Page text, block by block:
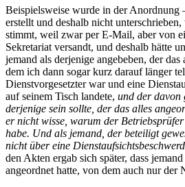
Beispielsweise wurde in der Anordnung
erstellt und deshalb nicht
stimmt, weil zwar per E-Mail, aber von
Sekretariat versandt, und deshalb hätte
jemand als derjenige angebeben, der
dem ich dann sogar kurz darauf länger
Dienstvorgesetzter war und eine
auf seinem Tisch landete, und der davon
derjenige sein sollte, der das alles
er nicht wisse, warum der
habe. Und als jemand, der beteiligt
nicht über eine
den Akten ergab sich später, dass
angeordnet hatte, von dem auch nur der